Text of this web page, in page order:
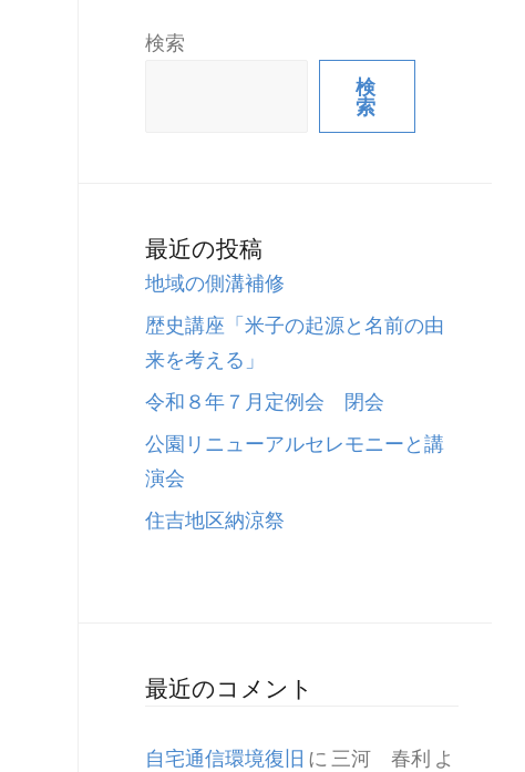
検索
検
索
最近の投稿
地域の側溝補修
歴史講座「米子の起源と名前の由
来を考える」
令和８年７月定例会 閉会
公園リニューアルセレモニーと講
演会
住吉地区納涼祭
最近のコメント
自宅通信環境復旧 に 三河 春利 よ